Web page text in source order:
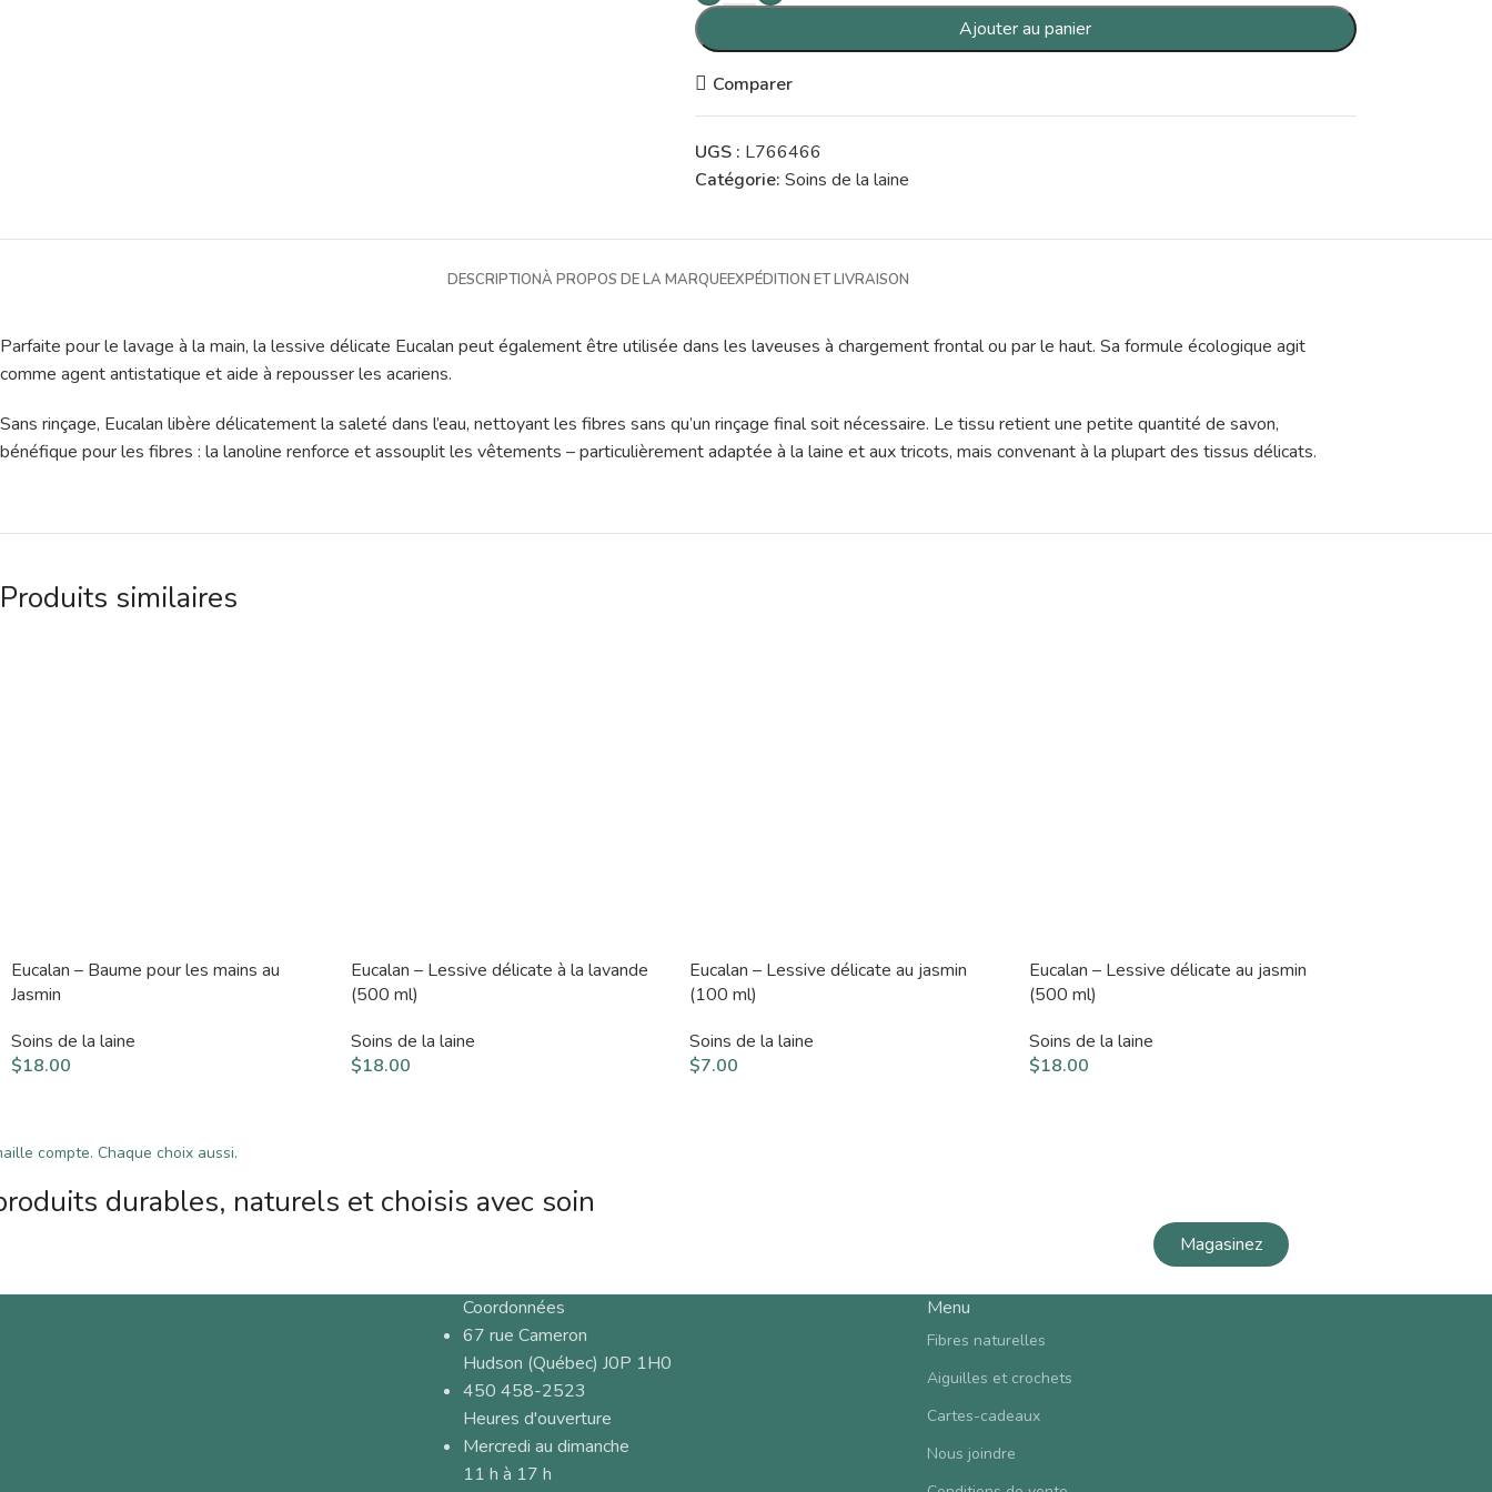
Ajouter au panier
Comparer
UGS : L766466
Catégorie: Soins de la laine
DESCRIPTIONÀ PROPOS DE LA MARQUEEXPÉDITION ET LIVRAISON
Parfaite pour le lavage à la main, la lessive délicate Eucalan peut également être utilisée dans les laveuses à chargement frontal ou par le haut. Sa formule écologique agit
comme agent antistatique et aide à repousser les acariens.
Sans rinçage, Eucalan libère délicatement la saleté dans l’eau, nettoyant les fibres sans qu’un rinçage final soit nécessaire. Le tissu retient une petite quantité de savon,
bénéfique pour les fibres : la lanoline renforce et assouplit les vêtements – particulièrement adaptée à la laine et aux tricots, mais convenant à la plupart des tissus délicats.
Produits similaires
Eucalan – Baume pour les mains au
Jasmin
Soins de la laine
$18.00
Eucalan – Lessive délicate à la lavande
(500 ml)
Soins de la laine
$18.00
Eucalan – Lessive délicate au jasmin
(100 ml)
Soins de la laine
$7.00
Eucalan – Lessive délicate au jasmin
(500 ml)
Soins de la laine
$18.00
compte. Chaque choix aussi.
durables, naturels et choisis avec soin
Magasinez
Coordonnées
67 rue Cameron
Hudson (Québec) J0P 1H0
450 458-2523
Heures d'ouverture
Mercredi au dimanche
11 h à 17 h
Menu
Fibres naturelles
Aiguilles et crochets
Cartes-cadeaux
Nous joindre